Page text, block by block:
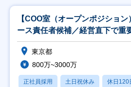
【COO室（オープンポジショ
ース責任者候補／経営直下で重
東京都
800万~3000万
正社員採用 土日祝休み 休日120